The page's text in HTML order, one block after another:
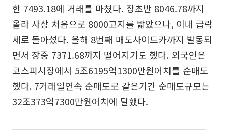
한 7493.18에 거래를 마쳤다. 장초반 8046.78까지
올라 사상 처음으로 8000고지를 밟았으나, 이내 급락
세로 돌아섰다. 올해 8번째 매도사이드카까지 발동되
면서 장중 7371.68까지 떨어지기도 했다. 외국인은
코스피시장에서 5조6195억1300만원어치를 순매도
했다. 7거래일연속 순매도로 같은기간 순매도규모는
32조373억7300만원어치에 달했다.